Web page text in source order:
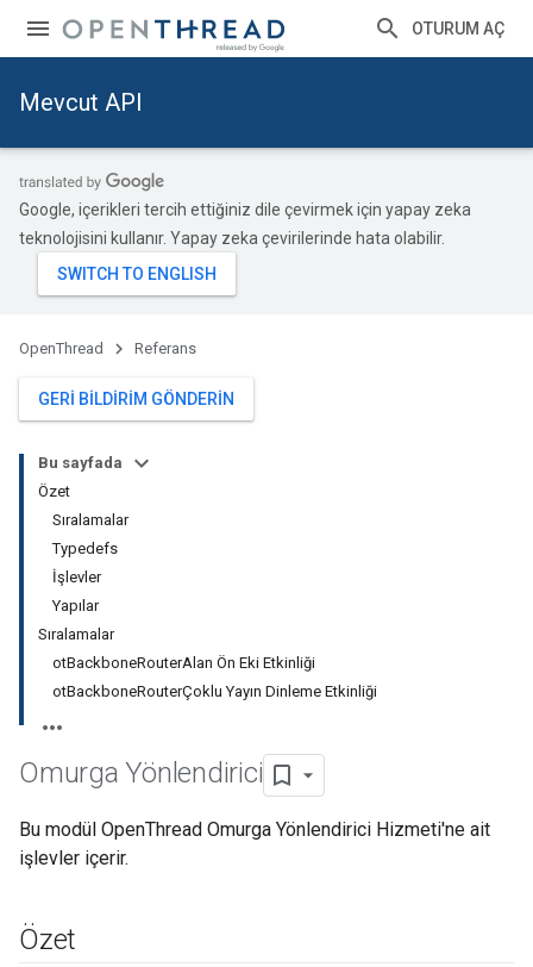
OTURUM AÇ
Mevcut API
Google, içerikleri tercih ettiğiniz dile çevirmek için yapay zeka
teknolojisini kullanır. Yapay zeka çevirilerinde hata olabilir.
OpenThread Referans
GERI BILDIRIM GÖNDERIN
Bu sayfada
Özet
Sıralamalar
Typedefs
İşlevler
Yapılar
Sıralamalar
otBackboneRouterAlan Ön Eki Etkinliği
otBackboneRouterÇoklu Yayın Dinleme Etkinliği
Omurga Yönlendirici
Bu modül OpenThread Omurga Yönlendirici Hizmeti'ne ait
işlevler içerir.
Özet